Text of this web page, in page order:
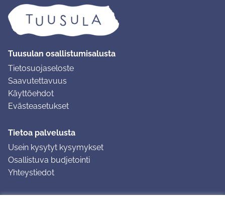
Tuusulan osallistumisalusta
Tietosuojaseloste
Saavutettavuus
Käyttöehdot
Evästeasetukset
Tietoa palvelusta
Usein kysytyt kysymykset
Osallistuva budjetointi
Yhteystiedot